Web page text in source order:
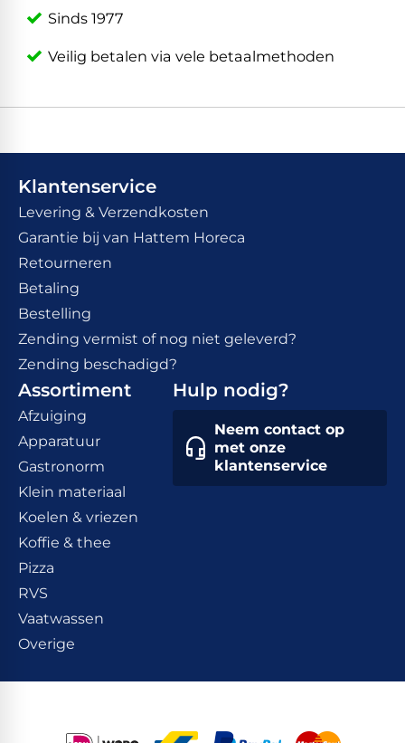
Sinds 1977
Veilig betalen via vele betaalmethoden
Klantenservice
Levering & Verzendkosten
Garantie bij van Hattem Horeca
Retourneren
Betaling
Bestelling
Zending vermist of nog niet geleverd?
Zending beschadigd?
Assortiment
Afzuiging
Apparatuur
Gastronorm
Klein materiaal
Koelen & vriezen
Koffie & thee
Pizza
RVS
Vaatwassen
Overige
Hulp nodig?
Neem contact op
met onze
klantenservice